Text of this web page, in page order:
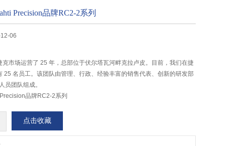
Precision品牌RC2-2系列
06
克市场运营了 25 年，总部位于伏尔塔瓦河畔克拉卢皮。目前，我们在捷
25 名员工。该团队由管理、行政、经验丰富的销售代表、创新的研发部
员团队组成。
品牌RC2-2系列
点击收藏